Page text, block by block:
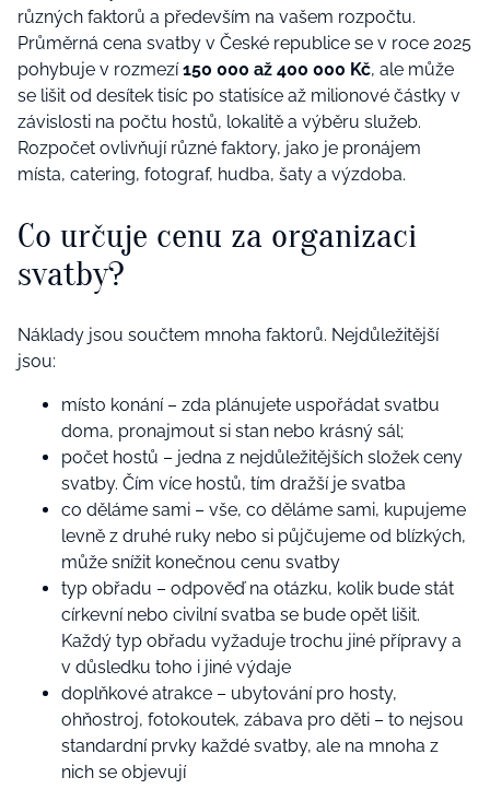
různých faktorů a především na vašem rozpočtu.
Průměrná cena svatby v České republice se v roce 2025
pohybuje v rozmezí150 000 až 400 000 Kč, ale může
se lišit od desítek tisíc po statisíce až milionové částky v
závislosti na počtu hostů, lokalitě a výběru služeb.
Rozpočet ovlivňují různé faktory, jako je pronájem
místa, catering, fotograf, hudba, šaty a výzdoba.
Co určuje cenu za organizaci
svatby?
Náklady jsou součtem mnoha faktorů. Nejdůležitější
jsou:
místo konání – zda plánujete uspořádat svatbu
doma, pronajmout si stan nebo krásný sál;
počet hostů – jedna z nejdůležitějších složek ceny
svatby. Čím více hostů, tím dražší je svatba
co děláme sami – vše, co děláme sami, kupujeme
levně z druhé ruky nebo si půjčujeme od blízkých,
může snížit konečnou cenu svatby
typ obřadu – odpověď na otázku, kolik bude stát
církevní nebo civilní svatba se bude opět lišit.
Každý typ obřadu vyžaduje trochu jiné přípravy a
v důsledku toho i jiné výdaje
doplňkové atrakce – ubytování pro hosty,
ohňostroj, fotokoutek, zábava pro děti – to nejsou
standardní prvky každé svatby, ale na mnoha z
nich se objevují